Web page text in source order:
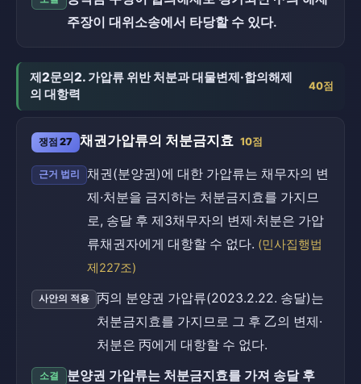
주장이 대위소송에서 타당할 수 있다.
제2문의2. 가압류 위반 처분과 대물변제·합의해제
의 대항력
40점
쟁점 27 채권가압류의 처분금지효 10점
근거 법리
채권(분양권)에 대한 가압류는 채무자의 변
제·처분을 금지하는 처분금지효를 가지므
로, 송달 후 제3채무자의 변제·처분은 가압
류채권자에게 대항할 수 없다. (민사집행법
제227조)
사안의 적용
丙의 분양권 가압류(2023.2.22. 송달)는
처분금지효를 가지므로 그 후 乙의 변제·
처분은 丙에게 대항할 수 없다.
소결
분양권 가압류는 처분금지효를 가져 송달 후